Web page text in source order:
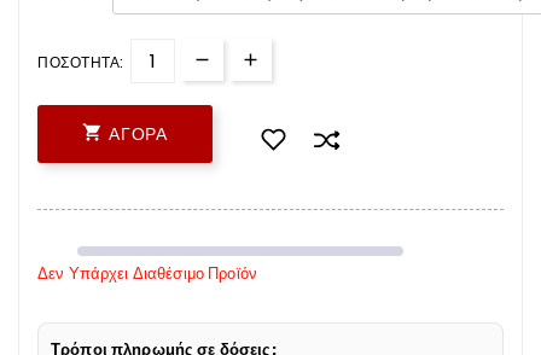
ΠΟΣΌΤΗΤΑ:
 ΑΓΟΡΆ
Δεν Υπάρχει Διαθέσιμο Προϊόν
Τρόποι πληρωμής σε δόσεις: